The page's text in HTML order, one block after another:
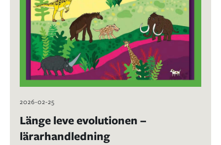
2026-02-25
Länge leve evolutionen –
lärarhandledning